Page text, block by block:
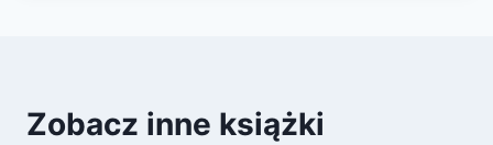
Zobacz inne książki